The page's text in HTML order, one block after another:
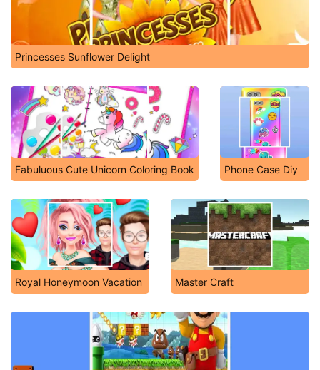
Princesses Sunflower Delight
Fabuluous Cute Unicorn Coloring Book Phone Case Diy
Royal Honeymoon Vacation Master Craft